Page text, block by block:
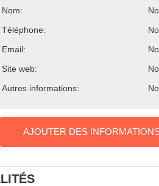
Nom:
Téléphone:
Email:
Site web:
Autres informations:
AJOUTER DES